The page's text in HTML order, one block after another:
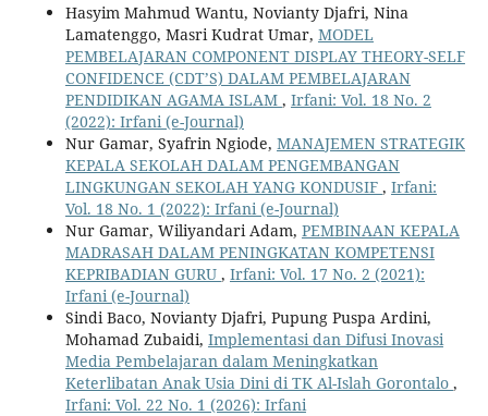
Hasyim Mahmud Wantu, Novianty Djafri, Nina
Lamatenggo, Masri Kudrat Umar, MODEL
PEMBELAJARAN COMPONENT DISPLAY THEORY-SELF
CONFIDENCE (CDT’S) DALAM PEMBELAJARAN
PENDIDIKAN AGAMA ISLAM , Irfani: Vol. 18 No. 2
(2022): Irfani (e-Journal)
Nur Gamar, Syafrin Ngiode, MANAJEMEN STRATEGIK
KEPALA SEKOLAH DALAM PENGEMBANGAN
LINGKUNGAN SEKOLAH YANG KONDUSIF , Irfani:
Vol. 18 No. 1 (2022): Irfani (e-Journal)
Nur Gamar, Wiliyandari Adam, PEMBINAAN KEPALA
MADRASAH DALAM PENINGKATAN KOMPETENSI
KEPRIBADIAN GURU , Irfani: Vol. 17 No. 2 (2021):
Irfani (e-Journal)
Sindi Baco, Novianty Djafri, Pupung Puspa Ardini,
Mohamad Zubaidi, Implementasi dan Difusi Inovasi
Media Pembelajaran dalam Meningkatkan
Keterlibatan Anak Usia Dini di TK Al-Islah Gorontalo ,
Irfani: Vol. 22 No. 1 (2026): Irfani